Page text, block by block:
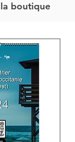
boutique